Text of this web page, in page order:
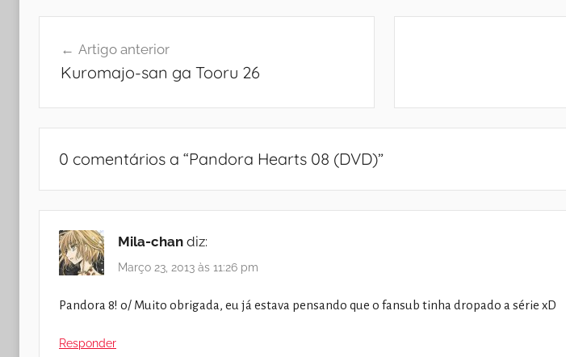
Artigo anterior
Kuromajo-san ga Tooru 26
0 comentários a “Pandora Hearts 08 (DVD)”
Mila-chan diz:
Março 23, 2013 às 11:26 pm
Pandora 8! o/ Muito obrigada, eu já estava pensando que o fansub tinha dropado a série xD
Responder